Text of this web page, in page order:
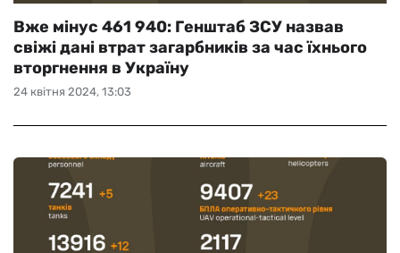
24 квітня 2024, 13:03
Вже мінус 461 940: Генштаб ЗСУ назвав
свіжі дані втрат загарбників за час їхнього
вторгнення в Україну